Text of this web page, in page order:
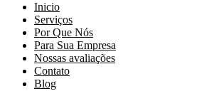
Inicio
Serviços
Por Que Nós
Para Sua Empresa
Nossas avaliações
Contato
Blog